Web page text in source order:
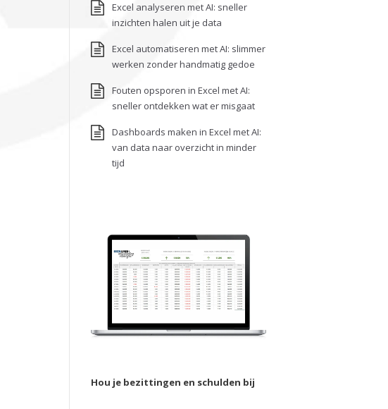
Excel analyseren met AI: sneller
inzichten halen uit je data
Excel automatiseren met AI: slimmer
werken zonder handmatig gedoe
Fouten opsporen in Excel met AI:
sneller ontdekken wat er misgaat
Dashboards maken in Excel met AI:
van data naar overzicht in minder
tijd
Hou je bezittingen en schulden bij